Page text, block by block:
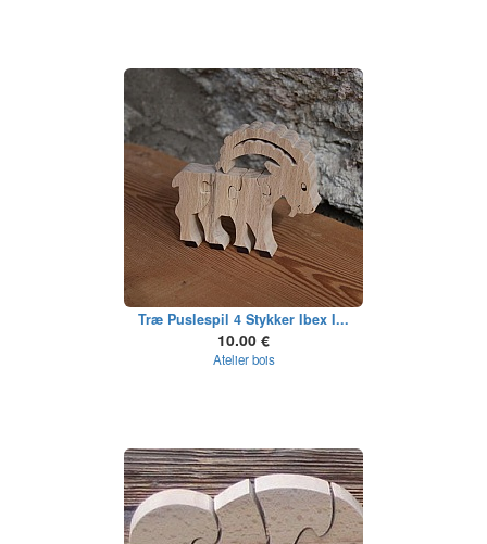
Træ Puslespil 4 Stykker Ibex I...
10.00 €
Atelier bois